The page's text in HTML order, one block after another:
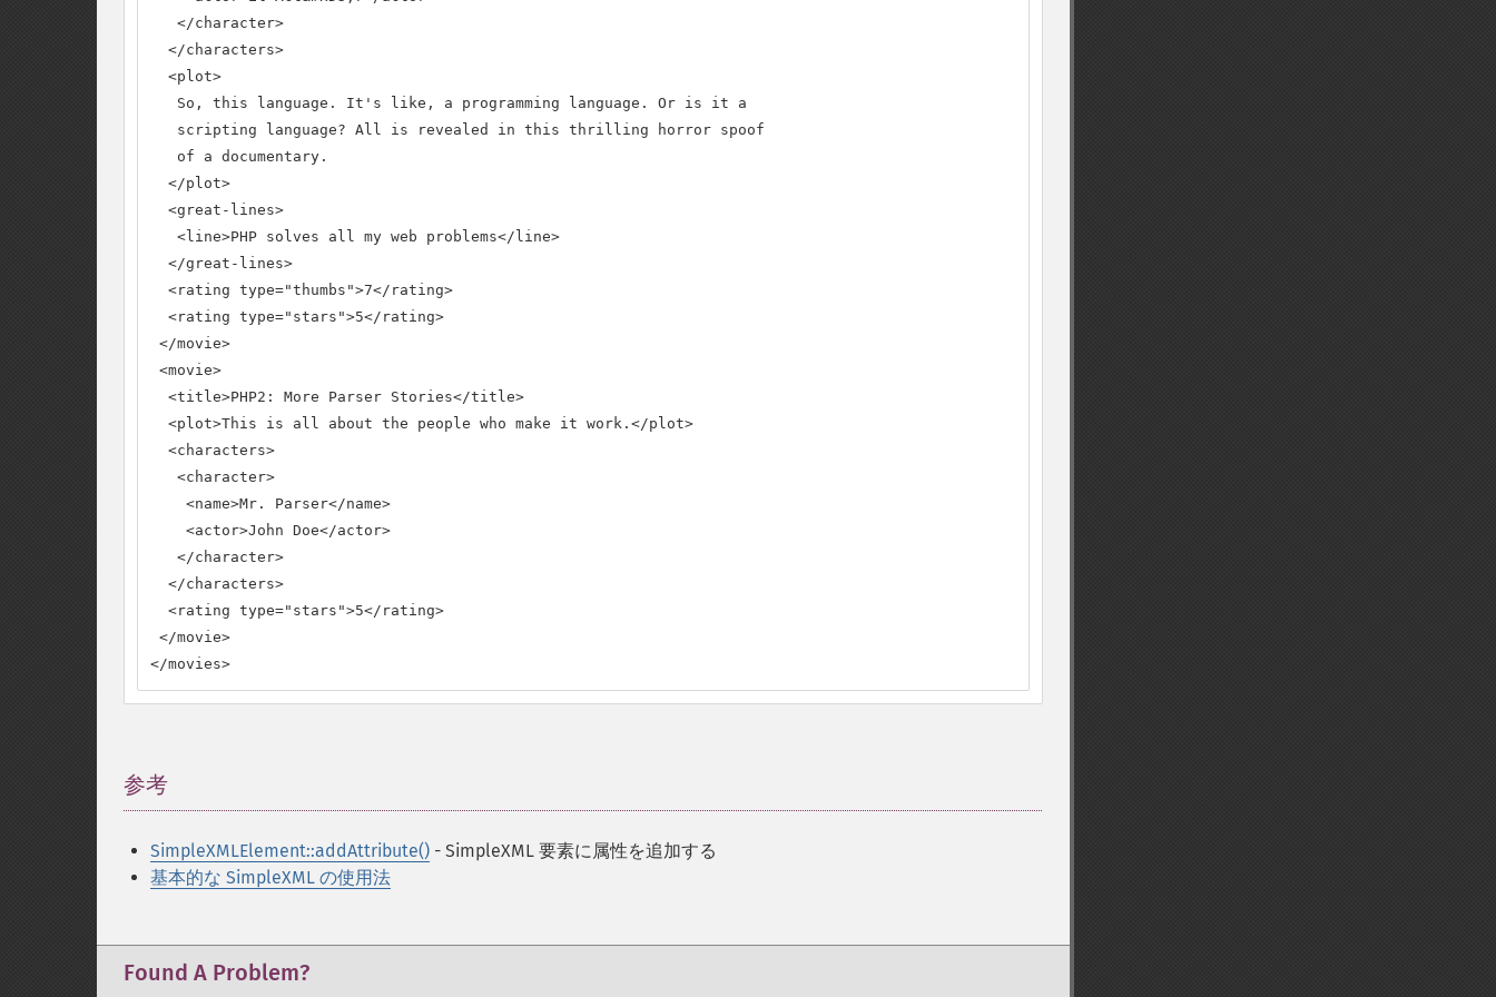
   </character>
  </characters>
  <plot>
   So, this language. It's like, a programming language. Or is it a
   scripting language? All is revealed in this thrilling horror spoof
   of a documentary.
  </plot>
  <great-lines>
   <line>PHP solves all my web problems</line>
  </great-lines>
  <rating type="thumbs">7</rating>
  <rating type="stars">5</rating>
</movie>
<movie>
  <title>PHP2: More Parser Stories</title>
  <plot>This is all about the people who make it work.</plot>
  <characters>
   <character>
    <name>Mr. Parser</name>
    <actor>John Doe</actor>
   </character>
  </characters>
  <rating type="stars">5</rating>
</movie>
</movies>
参考
SimpleXMLElement::addAttribute() - SimpleXML 要素に属性を追加する
基本的な SimpleXML の使用法
Found A Problem?